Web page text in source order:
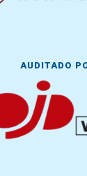
AUDITADO